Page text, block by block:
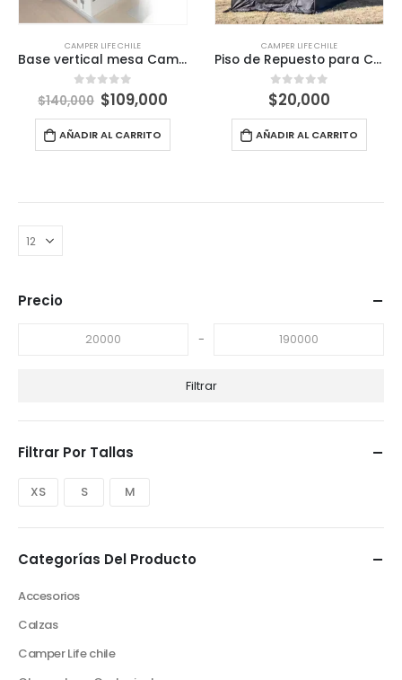
CAMPER LIFE CHILE
Base vertical mesa Camper van furgon motor home
0out of 5
$140,000 El
precio
original
era:
$140,000.
$109,000El
$109,000.
AÑADIR AL CARRITO
CAMPER LIFE CHILE
Piso de Repuesto para Carpa de Camping 2×2.5m – Con Cierre Reforzado
0 out of 5
$20,000
AÑADIR AL CARRITO
Precio
-
Filtrar
Filtrar Por Tallas
XS S M
Categorías Del Producto
Accesorios
Calzas
Camper Life chile